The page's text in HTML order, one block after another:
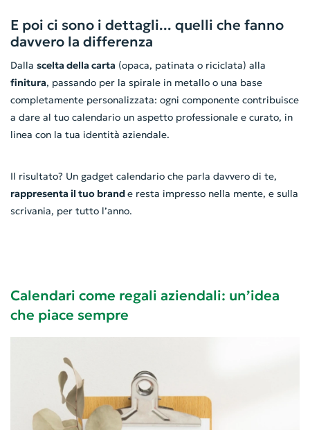
E poi ci sono i dettagli... quelli che fanno
davvero la differenza
Dalla scelta della carta (opaca, patinata o riciclata) alla
finitura, passando per la spirale in metallo o una base
completamente personalizzata: ogni componente contribuisce
a dare al tuo calendario un aspetto professionale e curato, in
linea con la tua identità aziendale.
Il risultato? Un gadget calendario che parla davvero di te,
rappresenta il tuo brande resta impresso nella mente, e sulla
scrivania, per tutto l’anno.
Calendari come regali aziendali: un’idea
che piace sempre